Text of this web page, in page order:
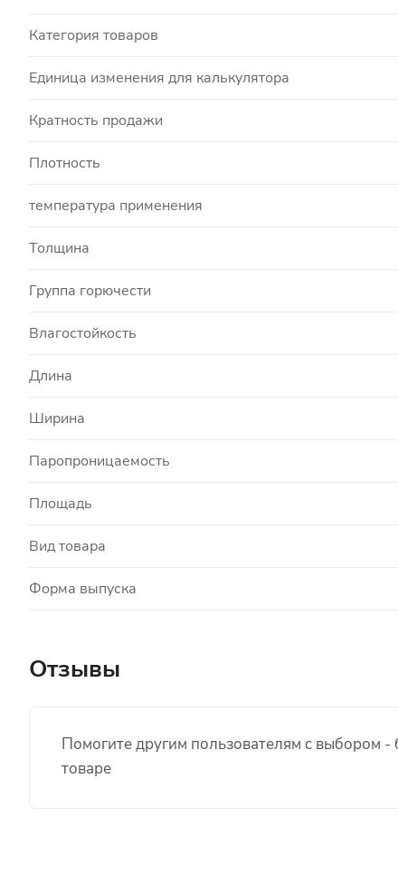
Категория товаров
Единица изменения для калькулятора
Кратность продажи
Плотность
температура применения
Толщина
Группа горючести
Влагостойкость
Длина
Ширина
Паропроницаемость
Площадь
Вид товара
Форма выпуска
Отзывы
Помогите другим пользователям с выбором
товаре